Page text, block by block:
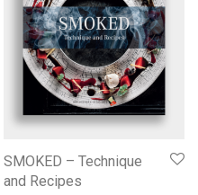
SMOKED – Technique
and Recipes